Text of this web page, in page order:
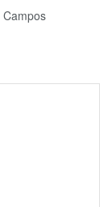
Campos